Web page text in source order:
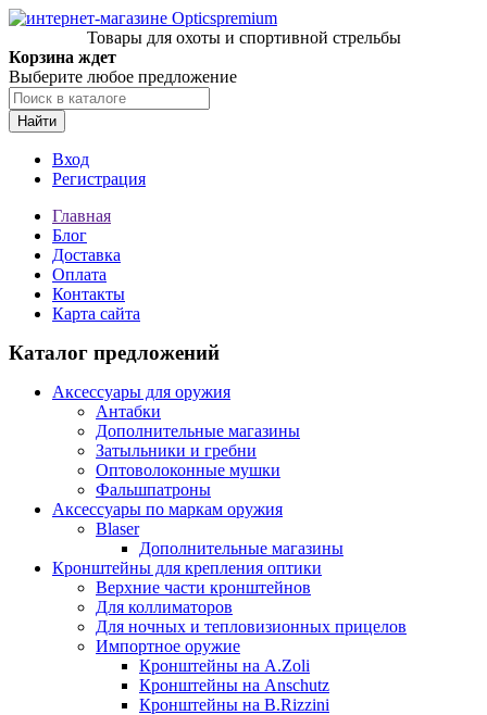
Товары для охоты и спортивной стрельбы
Корзина ждет
Выберите любое предложение
Найти
Вход
Регистрация
Главная
Блог
Доставка
Оплата
Контакты
Карта сайта
Каталог предложений
Аксессуары для оружия
Антабки
Дополнительные магазины
Затыльники и гребни
Оптоволоконные мушки
Фальшпатроны
Аксессуары по маркам оружия
Blaser
Дополнительные магазины
Кронштейны для крепления оптики
Верхние части кронштейнов
Для коллиматоров
Для ночных и тепловизионных прицелов
Импортное оружие
Кронштейны на A.Zoli
Кронштейны на Anschutz
Кронштейны на B.Rizzini